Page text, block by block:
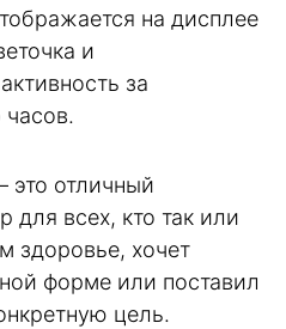
на дисплее
и
за
отличный
для всех, кто так или
здоровье, хочет
форме или поставил
цель.